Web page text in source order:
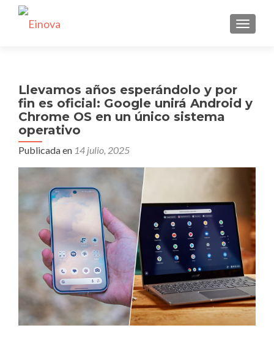
Llevamos años esperándolo y por
fin es oficial: Google unirá Android y
Chrome OS en un único sistema
operativo
Publicada en 14 julio, 2025